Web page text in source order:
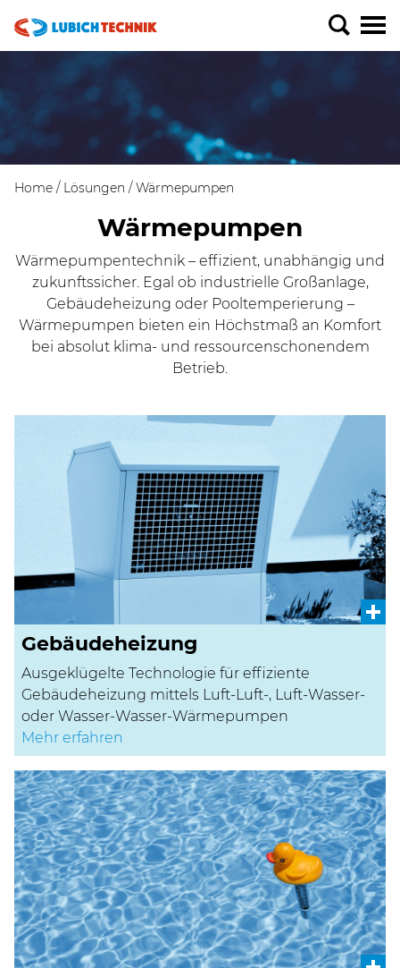
Home Lösungen Wärmepumpen
Wärmepumpen
Wärmepumpentechnik – effizient, unabhängig und
zukunftssicher. Egal ob industrielle Großanlage,
Gebäudeheizung oder Pooltemperierung –
Wärmepumpen bieten ein Höchstmaß an Komfort
bei absolut klima- und ressourcenschonendem
Betrieb.
Gebäudeheizung
Ausgeklügelte Technologie für effiziente
Gebäudeheizung mittels Luft-Luft-, Luft-Wasser-
oder Wasser-Wasser-Wärmepumpen
Mehr erfahren